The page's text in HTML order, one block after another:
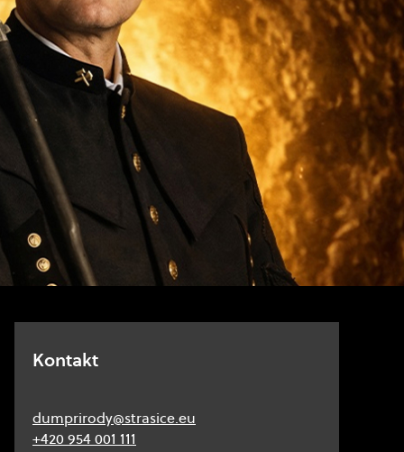
Kontakt
dumprirody@strasice.eu
+420 954 001 111